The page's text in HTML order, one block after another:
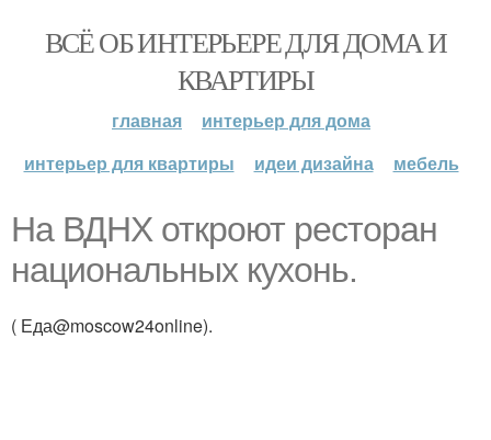
ВСЁ ОБ ИНТЕРЬЕРЕ ДЛЯ ДОМА И
КВАРТИРЫ
главная
интерьер для дома
интерьер для квартиры
идеи дизайна мебель
На ВДНХ откроют ресторан
национальных кухонь.
( Еда@moscow24online).